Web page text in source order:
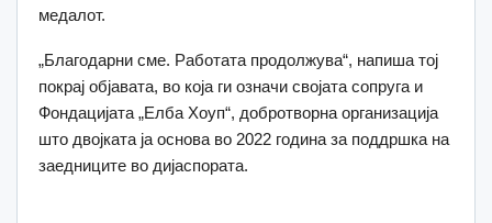
медалот.
„Благодарни сме. Работата продолжува“, напиша тој
покрај објавата, во која ги означи својата сопруга и
Фондацијата „Елба Хоуп“, добротворна организација
што двојката ја основа во 2022 година за поддршка на
заедниците во дијаспората.